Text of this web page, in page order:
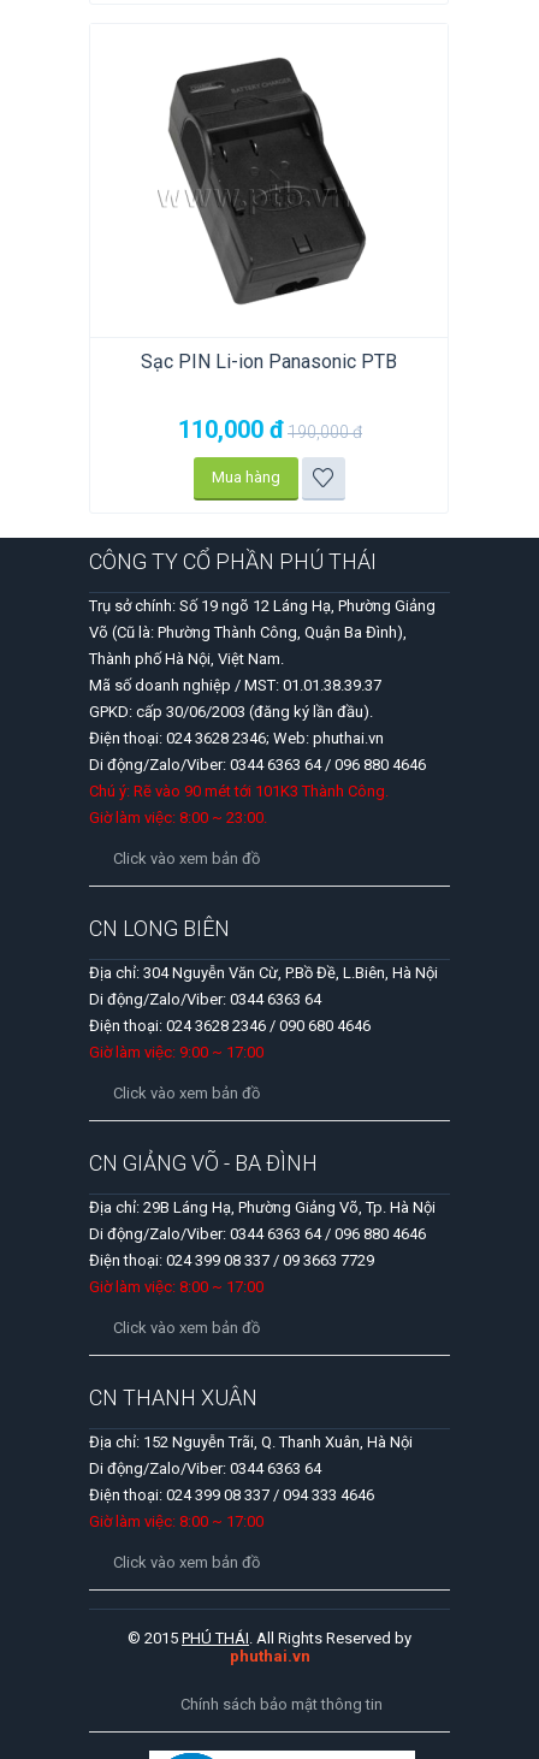
Sạc PIN Li-ion Panasonic PTB
110,000 đ190,000đ
Mua hàng
CÔNG TY CỔ PHẦN PHÚ THÁI
Trụ sở chính: Số 19 ngõ 12 Láng Hạ, Phường Giảng
Võ (Cũ là: Phường Thành Công, Quận Ba Đình),
Thành phố Hà Nội, Việt Nam.
Mã số doanh nghiệp / MST: 01.01.38.39.37
GPKD: cấp 30/06/2003 (đăng ký lần đầu).
Điện thoại: 024 3628 2346; Web: phuthai.vn
Di động/Zalo/Viber: 0344 6363 64 / 096 880 4646
Chú ý: Rẽ vào 90 mét tới 101K3 Thành Công.
Giờ làm việc: 8:00 ~ 23:00.
Click vào xem bản đồ
CN LONG BIÊN
Địa chỉ: 304 Nguyễn Văn Cừ, P.Bồ Đề, L.Biên, Hà Nội
Di động/Zalo/Viber: 0344 6363 64
Điện thoại: 024 3628 2346 / 090 680 4646
Giờ làm việc: 9:00 ~ 17:00
Click vào xem bản đồ
CN GIẢNG VÕ - BA ĐÌNH
Địa chỉ: 29B Láng Hạ, Phường Giảng Võ, Tp. Hà Nội
Di động/Zalo/Viber: 0344 6363 64 / 096 880 4646
Điện thoại: 024 399 08 337 / 09 3663 7729
Giờ làm việc: 8:00 ~ 17:00
Click vào xem bản đồ
CN THANH XUÂN
Địa chỉ: 152 Nguyễn Trãi, Q. Thanh Xuân, Hà Nội
Di động/Zalo/Viber: 0344 6363 64
Điện thoại: 024 399 08 337 / 094 333 4646
Giờ làm việc: 8:00 ~ 17:00
Click vào xem bản đồ
© 2015 PHÚ THÁI. All Rights Reserved by
phuthai.vn
Chính sách bảo mật thông tin